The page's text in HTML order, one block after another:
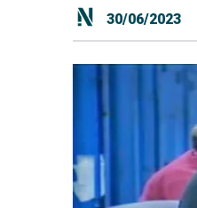
30/06/2023